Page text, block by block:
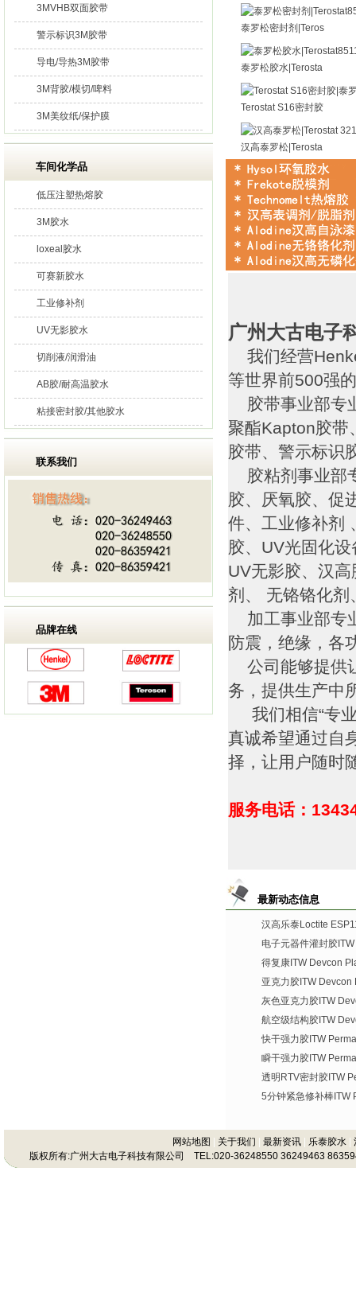
3MVHB双面胶带
警示标识3M胶带
导电/导热3M胶带
3M背胶/模切/啤料
3M美纹纸/保护膜
车间化学品
低压注塑热熔胶
3M胶水
loxeal胶水
可赛新胶水
工业修补剂
UV无影胶水
切削液/润滑油
AB胶/耐高温胶水
粘接密封胶/其他胶水
联系我们
品牌在线
泰罗松密封剂|Teros
泰罗松胶水|Terosta
Terostat S16密封胶
汉高泰罗松|Terosta
广州大古电子
我们经营
等世界前500强
胶带事业部专
聚酯Kapton胶带
胶带、警示标识
胶粘剂事业部
胶、厌氧胶、促
件、工业修补剂
胶、UV光固化
UV无影胶、汉
剂、 无铬铬化剂
加工事业部专
防震，绝缘，各
公司能够提供
务，提供生产中
我们相信“专业
真诚希望通过自
择，让用户随时
服务电话：
最新动态信息
汉高乐泰Loctite
电子元器件灌封胶
得复康ITW Devcon
亚克力胶ITW Devcon
灰色亚克力胶ITW
航空级结构胶ITW
快干强力胶ITW
瞬干强力胶ITW
透明RTV密封胶ITW
5分钟紧急修补棒ITW
网站地图 关于我们 最新资讯| 乐泰胶水|
版权所有:广州大古电子科技有限公司 TEL:020-36248550 36249463